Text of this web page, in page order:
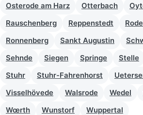
Osterode am Harz
Otterbach
Rauschenberg
Reppenstedt
Ronnenberg
Sankt Augustin
Sehnde
Siegen Springe Stelle
Stuhr
Stuhr-Fahrenhorst
Visselhövede
Walsrode Wedel
Wœrth
Wunstorf Wuppertal